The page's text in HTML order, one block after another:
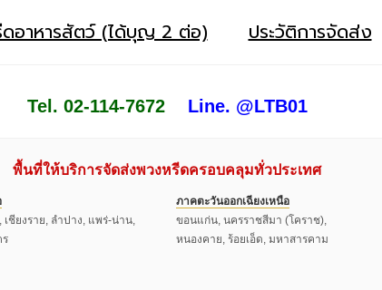
อาหารสัตว์ (ได้บุญ 2 ต่อ) ประวัติการจัดส่ง
Tel. 02-114-7672 Line. @LTB01
พื้นที่ให้บริการจัดส่งพวงหรีดครอบคลุมทั่วประเทศ
เชียงราย, ลำปาง, แพร่-น่าน,
ร
ภาคตะวันออกเฉียงเหนือ
ขอนแก่น, นครราชสีมา (โคราช),
หนองคาย, ร้อยเอ็ด, มหาสารคาม